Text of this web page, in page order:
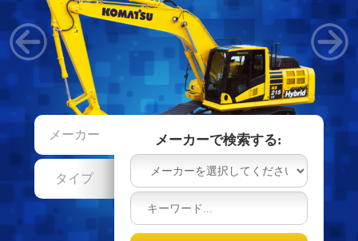
メーカー
タイプ
メーカーで検索する: